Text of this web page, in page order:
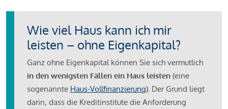
Wie viel Haus kann ich mir
leisten – ohne Eigenkapital?
Ganz ohne Eigenkapital können Sie sich vermutlich
in den wenigsten Fällen ein Haus leisten (eine
sogenannte Haus-Vollfinanzierung). Der Grund liegt
darin, dass die Kreditinstitute die Anforderung